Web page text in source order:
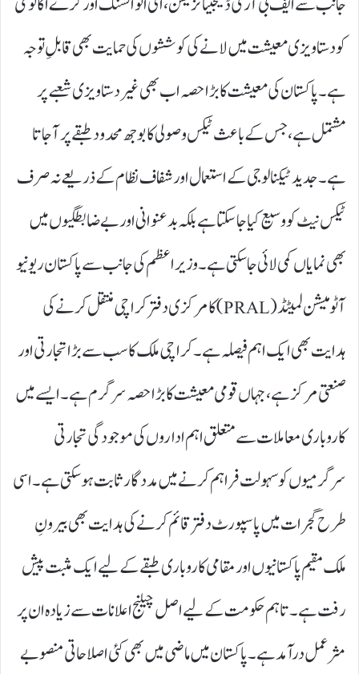
کو دستاویزی معیشت میں لانے کی کوششوں کی حمایت بھی قابلِ توجہ
ہے۔ پاکستان کی معیشت کا بڑا حصہ اب بھی غیر دستاویزی شعبے پر
مشتمل ہے، جس کے باعث ٹیکس وصولی کا بوجھ محدود طبقے پر آجاتا
ہے۔ جدید ٹیکنالوجی کے استعمال اور شفاف نظام کے ذریعے نہ صرف
ٹیکس نیٹ کو وسیع کیا جاسکتا ہے بلکہ بدعنوانی اور بے ضابطگیوں میں
بھی نمایاں کمی لائی جاسکتی ہے۔ وزیراعظم کی جانب سے پاکستان ریونیو
آٹومیشن لمیٹڈ (PRAL)کا مرکزی دفتر کراچی منتقل کرنے کی
ہدایت بھی ایک اہم فیصلہ ہے۔ کراچی ملک کا سب سے بڑا تجارتی اور
صنعتی مرکز ہے، جہاں قومی معیشت کا بڑا حصہ سرگرم ہے۔ ایسے میں
کاروباری معاملات سے متعلق اہم اداروں کی موجودگی تجارتی
سرگرمیوں کو سہولت فراہم کرنے میں مددگار ثابت ہوسکتی ہے۔ اسی
طرح گجرات میں پاسپورٹ دفتر قائم کرنے کی ہدایت بھی بیرونِ
ملک مقیم پاکستانیوں اور مقامی کاروباری طبقے کے لیے ایک مثبت پیش
رفت ہے۔ تاہم حکومت کے لیے اصل چیلنج اعلانات سے زیادہ ان پر
مثر عمل درآمد ہے۔ پاکستان میں ماضی میں بھی کئی اصلاحاتی منصوبے